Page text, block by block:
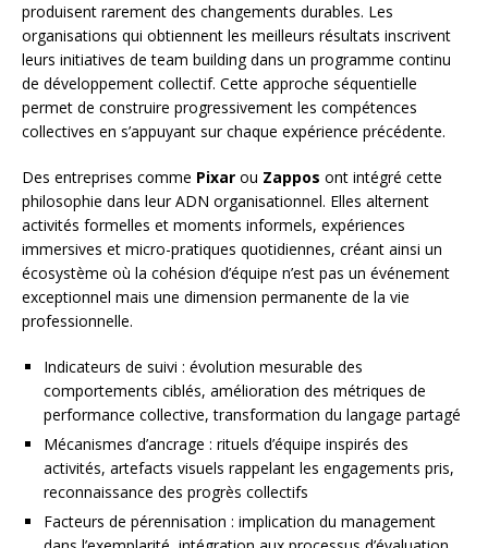
produisent rarement des changements durables. Les
organisations qui obtiennent les meilleurs résultats inscrivent
leurs initiatives de team building dans un programme continu
de développement collectif. Cette approche séquentielle
permet de construire progressivement les compétences
collectives en s’appuyant sur chaque expérience précédente.
Des entreprises comme Pixar ou Zappos ont intégré cette
philosophie dans leur ADN organisationnel. Elles alternent
activités formelles et moments informels, expériences
immersives et micro-pratiques quotidiennes, créant ainsi un
écosystème où la cohésion d’équipe n’est pas un événement
exceptionnel mais une dimension permanente de la vie
professionnelle.
Indicateurs de suivi : évolution mesurable des
comportements ciblés, amélioration des métriques de
performance collective, transformation du langage partagé
Mécanismes d’ancrage : rituels d’équipe inspirés des
activités, artefacts visuels rappelant les engagements pris,
reconnaissance des progrès collectifs
Facteurs de pérennisation : implication du management